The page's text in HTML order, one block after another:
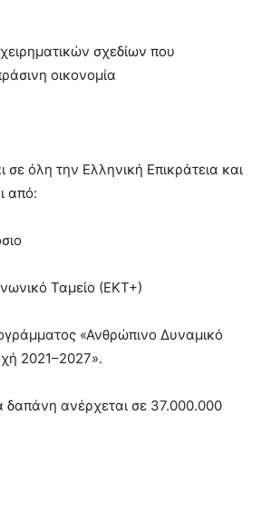
σχεδίων που
οικονομία
σε όλη την Ελληνική Επικράτεια και
από:
Ταμείο (ΕΚΤ+)
«Ανθρώπινο Δυναμικό
2021–2027».
δαπάνη ανέρχεται σε 37.000.000